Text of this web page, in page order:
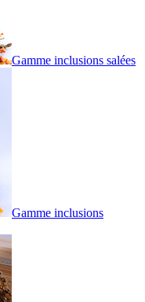
Gamme inclusions salées
Gamme inclusions